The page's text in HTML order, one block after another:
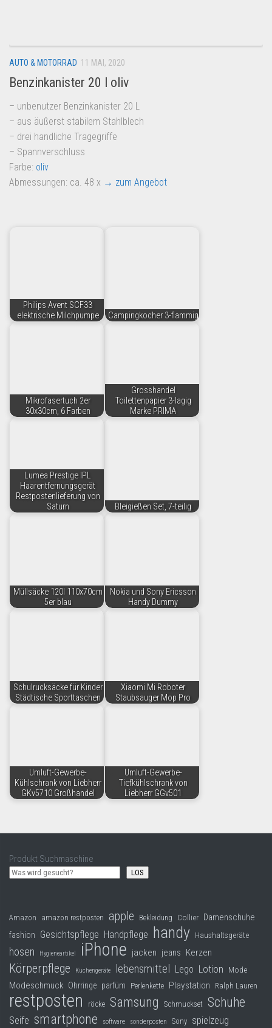
Amazon
Aldi
Lidl
Kostenlos verkaufen
Anmelden
Kostenlos Registrieren
AUTO & MOTORRAD 11 MAI, 2020
Benzinkanister 20 l oliv
– unbenutzer Benzinkanister 20 L
– aus äußerst stabilem Stahlblech
– drei handliche Tragegriffe
– Spannverschluss
Farbe: oliv
Abmessungen: ca. 48 x → zum Angebot
Philips Avent SCF33
elektrische Milchpumpe
Campingkocher 3-flammig
Mikrofasertuch 2er
30x30cm, 6 Farben
Grosshandel
Toilettenpapier 3-lagig
Marke PRIMA
Lumea Prestige IPL
Haarentfernungsgerät
Restpostenlieferung von
Saturn
Bleigießen Set, 7-teilig
Müllsäcke 120l 110x70cm
5er blau
Nokia und Sony Ericsson
Handy Dummy
Schulrucksäcke für Kinder
Städtische Sporttaschen
Xiaomi Mi Roboter
Staubsauger Mop Pro
Umluft-Gewerbe-
Kühlschrank von Liebherr
GKv5710 Großhandel
Umluft-Gewerbe-
Tiefkühlschrank von
Liebherr GGv501
Produkt Suchmaschine
LOS
Amazon amazon restposten apple Bekleidung Collier Damenschuhe
fashion Gesichtspflege Handpflege handy Haushaltsgeräte
hosen Hygieneartikel iPhone jacken jeans Kerzen
Körperpflege Küchengeräte lebensmittel Lego Lotion Mode
Modeschmuck Ohrringe parfüm Perlenkette Playstation Ralph Lauren
restposten röcke Samsung Schmuckset Schuhe
Seife smartphone software sonderposten Sony spielzeug